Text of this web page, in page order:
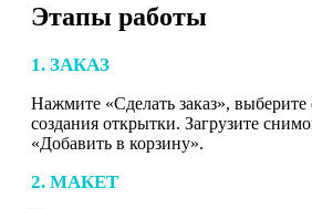
Этапы работы
1. ЗАКАЗ
Нажмите «Сделать заказ»,
создания открытки. Загрузите
«Добавить в корзину».
2. МАКЕТ